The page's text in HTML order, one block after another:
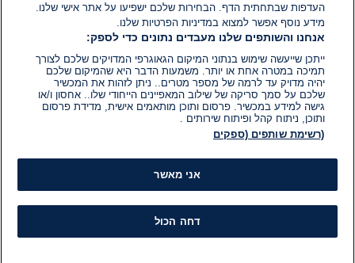
העדפות שבתחתית הדף. הבחירות שלכם ישפיעו על אתר אישי שלנו.
מידע נוסף אפשר למצוא במדיניות הפרטיות שלנו.
אנחנו והשותפים שלנו מעבדים נתונים כדי לספק:
ייתכן שייעשה שימוש בנתוני המיקום הגאוגרפי המדויקים שלכם לצורך
תמיכה במטרה אחת או יותר. משמעות הדבר היא שהמיקום שלכם
יהיה מדויק עד לרמה של מספר מטרים.. ניתן לזהות את המכשיר
שלכם על סמך סריקה של שילוב המאפיינים הייחודי שלו.. אחסון ו/או
גישה למידע במכשיר. פרסום ותוכן מותאמים אישית, מדידת פרסום
ותוכן, ניתוח קהל ופיתוח שירותים .
(רשימת שותפים (ספקים
אני מאשר
דחה הכול